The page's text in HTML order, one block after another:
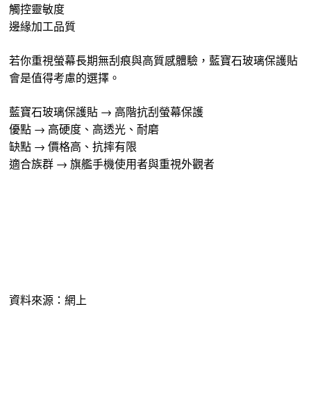
觸控靈敏度
邊緣加工品質
若你重視螢幕長期無刮痕與高質感體驗，藍寶石玻璃保護貼
會是值得考慮的選擇。
藍寶石玻璃保護貼 → 高階抗刮螢幕保護
優點 → 高硬度、高透光、耐磨
缺點 → 價格高、抗摔有限
適合族群 → 旗艦手機使用者與重視外觀者
資料來源：網上